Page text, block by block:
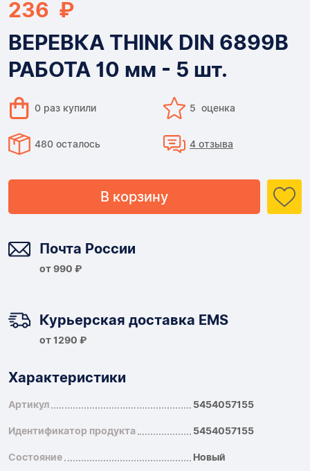
236 ₽
ВЕРЕВКА THINK DIN 6899B
РАБОТА 10 мм - 5 шт.
0 раз купили 5 оценка
480 осталось 4 отзыва
В корзину
Почта России
от 990 ₽
Курьерская доставка EMS
от 1290 ₽
Характеристики
Артикул 5454057155
Идентификатор продукта 5454057155
Состояние Новый